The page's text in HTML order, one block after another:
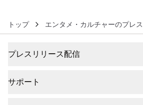
トップ エンタメ・カルチャーのプレ
プレスリリース配信
サポート